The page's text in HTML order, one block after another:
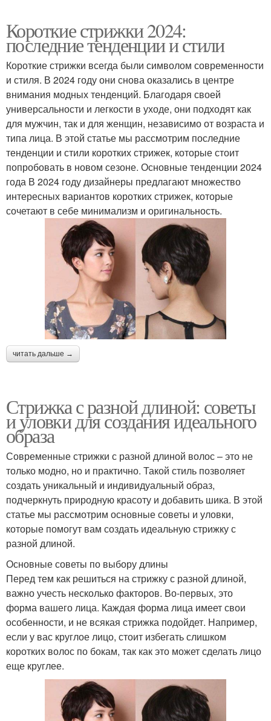
Короткие стрижки 2024:
последние тенденции и стили
Короткие стрижки всегда были символом современности
и стиля. В 2024 году они снова оказались в центре
внимания модных тенденций. Благодаря своей
универсальности и легкости в уходе, они подходят как
для мужчин, так и для женщин, независимо от возраста и
типа лица. В этой статье мы рассмотрим последние
тенденции и стили коротких стрижек, которые стоит
попробовать в новом сезоне. Основные тенденции 2024
года В 2024 году дизайнеры предлагают множество
интересных вариантов коротких стрижек, которые
сочетают в себе минимализм и оригинальность.
читать дальше →
Стрижка с разной длиной: советы
и уловки для создания идеального
образа
Современные стрижки с разной длиной волос – это не
только модно, но и практично. Такой стиль позволяет
создать уникальный и индивидуальный образ,
подчеркнуть природную красоту и добавить шика. В этой
статье мы рассмотрим основные советы и уловки,
которые помогут вам создать идеальную стрижку с
разной длиной.
Основные советы по выбору длины
Перед тем как решиться на стрижку с разной длиной,
важно учесть несколько факторов. Во-первых, это
форма вашего лица. Каждая форма лица имеет свои
особенности, и не всякая стрижка подойдет. Например,
если у вас круглое лицо, стоит избегать слишком
коротких волос по бокам, так как это может сделать лицо
еще круглее.